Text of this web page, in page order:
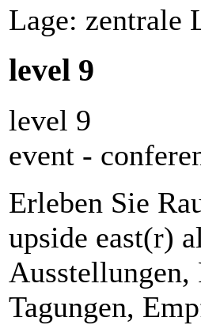
Lage: zentrale
level 9
level 9
event -
Erleben Sie
upside east(r)
Ausstellungen,
Tagungen,